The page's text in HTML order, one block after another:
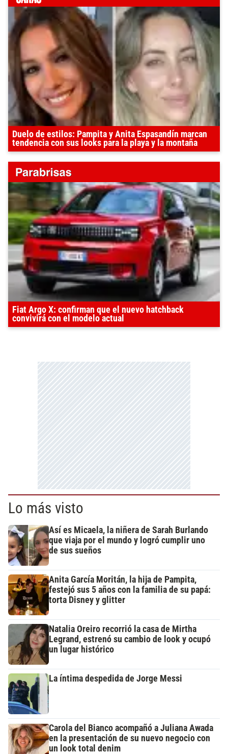
Duelo de estilos: Pampita y Anita Espasandín marcan
tendencia con sus looks para la playa y la montaña
Fiat Argo X: confirman que el nuevo hatchback
convivirá con el modelo actual
Lo más visto
Así es Micaela, la niñera de Sarah Burlando
que viaja por el mundo y logró cumplir uno
de sus sueños
Anita García Moritán, la hija de Pampita,
festejó sus 5 años con la familia de su papá:
torta Disney y glitter
Natalia Oreiro recorrió la casa de Mirtha
Legrand, estrenó su cambio de look y ocupó
un lugar histórico
La íntima despedida de Jorge Messi
Carola del Bianco acompañó a Juliana Awada
en la presentación de su nuevo negocio con
un look total denim